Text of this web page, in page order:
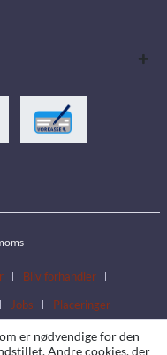
Bliv forhandler
Jobs Placeringer
er nødvendige for den
Andre cookies, der